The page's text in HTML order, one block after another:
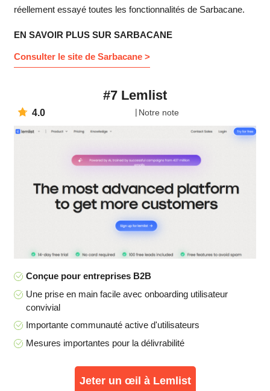
réellement essayé toutes les fonctionnalités de Sarbacane.
EN SAVOIR PLUS SUR SARBACANE
Consulter le site de Sarbacane >
#7 Lemlist
4.0 Notre note
Conçue pour entreprises B2B
Une prise en main facile avec onboarding utilisateur
convivial
Importante communauté active d'utilisateurs
Mesures importantes pour la délivrabilité
Jeter un œil à Lemlist